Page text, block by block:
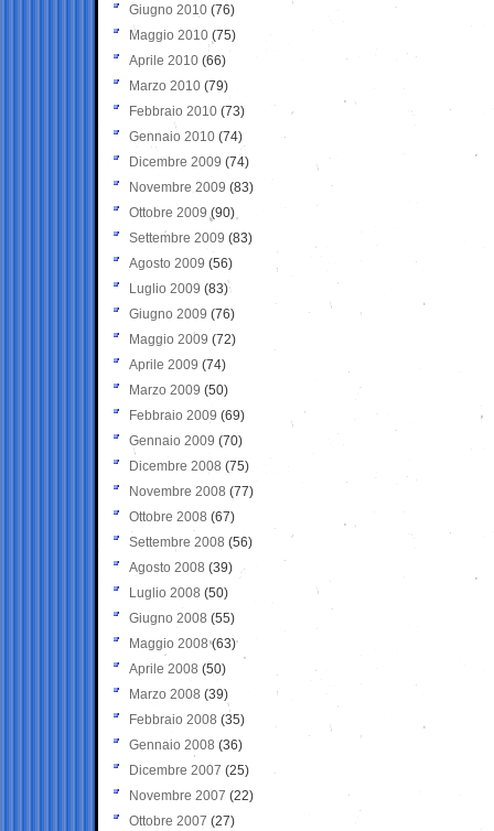
Giugno 2010 (76)
Maggio 2010 (75)
Aprile 2010 (66)
Marzo 2010 (79)
Febbraio 2010 (73)
Gennaio 2010 (74)
Dicembre 2009 (74)
Novembre 2009 (83)
Ottobre 2009 (90)
Settembre 2009 (83)
Agosto 2009 (56)
Luglio 2009 (83)
Giugno 2009 (76)
Maggio 2009 (72)
Aprile 2009 (74)
Marzo 2009 (50)
Febbraio 2009 (69)
Gennaio 2009 (70)
Dicembre 2008 (75)
Novembre 2008 (77)
Ottobre 2008 (67)
Settembre 2008 (56)
Agosto 2008 (39)
Luglio 2008 (50)
Giugno 2008 (55)
Maggio 2008(63)
Aprile 2008 (50)
Marzo 2008 (39)
Febbraio 2008 (35)
Gennaio 2008 (36)
Dicembre 2007 (25)
Novembre 2007 (22)
Ottobre 2007 (27)